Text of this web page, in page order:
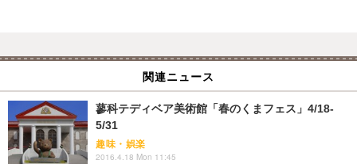
関連ニュース
蓼科テディベア美術館「春のくまフェス」4/18-
5/31
趣味・娯楽
2016.4.18 Mon 11:45